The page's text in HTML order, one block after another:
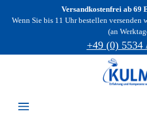
Zum Hauptinhalt springen
Versandkostenfrei ab 69
Wenn Sie bis 11 Uhr bestellen versenden
(an
+49 (0) 5534